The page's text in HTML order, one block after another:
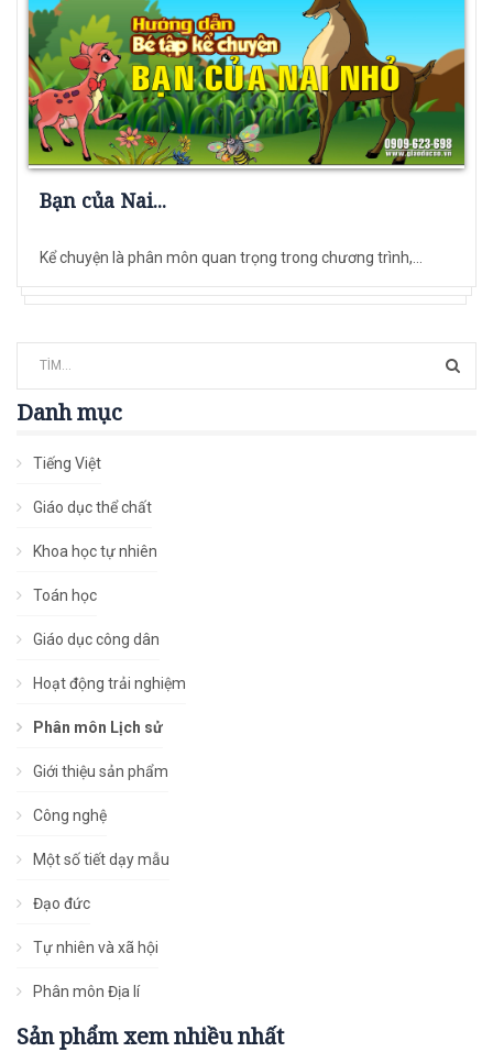
Bạn của Nai...
Kể chuyện là phân môn quan trọng trong chương trình,...
Danh mục
Tiếng Việt
Giáo dục thể chất
Khoa học tự nhiên
Toán học
Giáo dục công dân
Hoạt động trải nghiệm
Phân môn Lịch sử
Giới thiệu sản phẩm
Công nghệ
Một số tiết dạy mẫu
Đạo đức
Tự nhiên và xã hội
Phân môn Địa lí
Sản phẩm xem nhiều nhất